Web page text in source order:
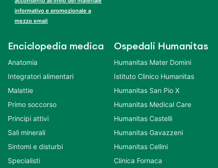
informativo e promozionale a
mezzo email
Enciclopedia medica
Anatomia
Integratori alimentari
Malattie
Primo soccorso
Principi attivi
Sali minerali
Sintomi e disturbi
Specialisti
Ospedali Humanitas
Humanitas Mater Domini
Istituto Clinico Humanitas
Humanitas San Pio X
Humanitas Medical Care
Humanitas Castelli
Humanitas Gavazzeni
Humanitas Cellini
Clinica Fornaca